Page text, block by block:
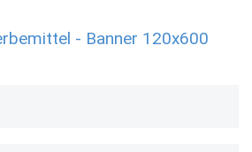
- Banner 120x600